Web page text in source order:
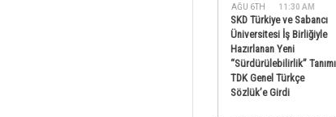
AĞU 6TH 11:30 AM
SKD Türkiye ve Sabancı
Üniversitesi İş Birliğiyle
Hazırlanan Yeni
“Sürdürülebilirlik” Tanımı
TDK Genel Türkçe
Sözlük’e Girdi